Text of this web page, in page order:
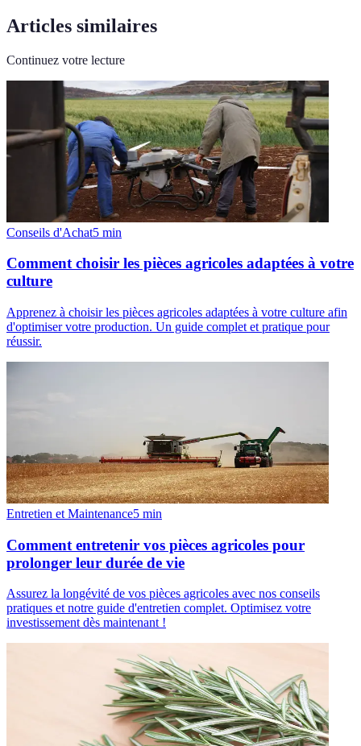
Articles similaires
Continuez votre lecture
Conseils d'Achat5 min
Comment choisir les pièces agricoles adaptées à votre
culture
Apprenez à choisir les pièces agricoles adaptées à votre culture afin
d'optimiser votre production. Un guide complet et pratique pour
réussir.
Entretien et Maintenance5 min
Comment entretenir vos pièces agricoles pour
prolonger leur durée de vie
Assurez la longévité de vos pièces agricoles avec nos conseils
pratiques et notre guide d'entretien complet. Optimisez votre
investissement dès maintenant !